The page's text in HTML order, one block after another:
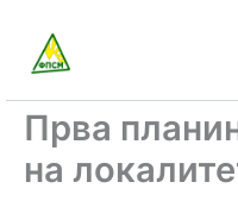
content
Прва
на